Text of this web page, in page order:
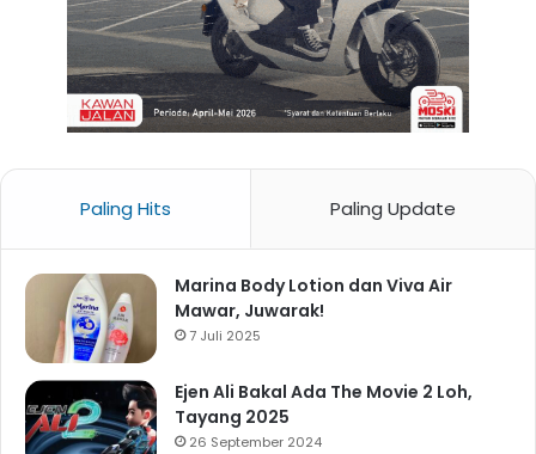
Paling Hits Paling Update
Marina Body Lotion dan Viva Air
Mawar, Juwarak!
7 Juli 2025
Ejen Ali Bakal Ada The Movie 2 Loh,
Tayang 2025
26 September 2024